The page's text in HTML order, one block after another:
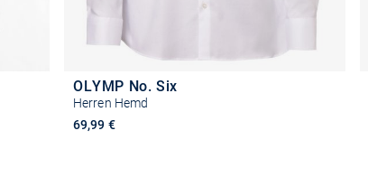
OLYMP No. Six
Herren Hemd
69,99 €